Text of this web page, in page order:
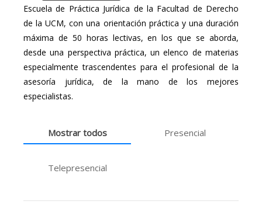
Escuela de Práctica Jurídica de la Facultad de Derecho
de la UCM, con una orientación práctica y una duración
máxima de 50 horas lectivas, en los que se aborda,
desde una perspectiva práctica, un elenco de materias
especialmente trascendentes para el profesional de la
asesoría jurídica, de la mano de los mejores
especialistas.
Mostrar todos Presencial
Telepresencial